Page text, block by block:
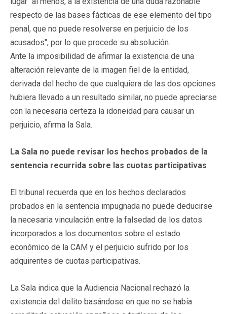
respecto de las bases fácticas de ese elemento del tipo
penal, que no puede resolverse en perjuicio de los
acusados", por lo que procede su absolución.
Ante la imposibilidad de afirmar la existencia de una
alteración relevante de la imagen fiel de la entidad,
derivada del hecho de que cualquiera de las dos opciones
hubiera llevado a un resultado similar, no puede apreciarse
con la necesaria certeza la idoneidad para causar un
perjuicio, afirma la Sala.
La Sala no puede revisar los hechos probados de la
sentencia recurrida sobre las cuotas participativas
El tribunal recuerda que en los hechos declarados
probados en la sentencia impugnada no puede deducirse
la necesaria vinculación entre la falsedad de los datos
incorporados a los documentos sobre el estado
económico de la CAM y el perjuicio sufrido por los
adquirentes de cuotas participativas.
La Sala indica que la Audiencia Nacional rechazó la
existencia del delito basándose en que no se había